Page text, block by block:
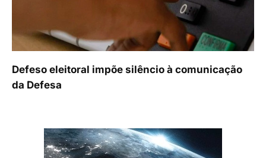
Defeso eleitoral impõe silêncio à comunicação
da Defesa